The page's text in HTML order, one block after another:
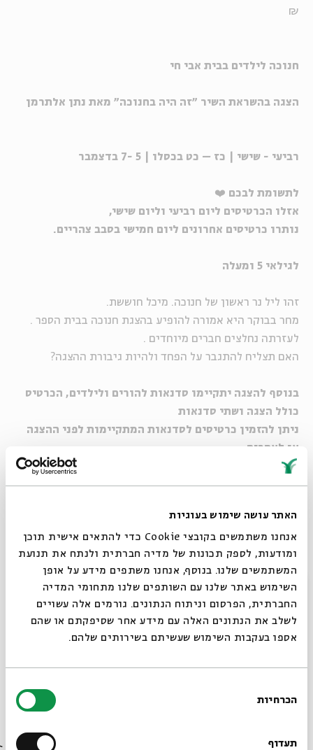
האתר עושה שימוש בעוגיות
אנחנו משתמשים בקובצי Cookie כדי להתאים אישית תוכן
ומודעות, לספק תכונות של מדיה חברתית ולנתח את תנועת
המשתמשים שלנו. בנוסף, אנחנו משתפים מידע על אופן
השימוש באתר שלנו עם השותפים שלנו מתחומי המדיה
החברתית, הפרסום וניתוח הנתונים. גורמים אלה עשויים
לשלב את הנתונים האלה עם מידע אחר שסיפקתם או שהם
אספו בעקבות השימוש שעשיתם בשירותים שלהם.
הסכמה
הכרחיות
תעדוף
₪
חנוכה לילדים בבית אבי חי
הצגה בהשראת השיר "זה היה בחנוכה" מאת נתן אלתרמן
רביעי - שישי | כז – כט בכסלו | 5 -7 בדצמבר
לתשומת לבכם ❤️
אזלו הכרטיסים ליום רביעי וליום שישי,
נותרו כרטיסים אחרונים ליום חמישי בסבב צהריים.
לגילאי 5 ומעלה
זהו ליל נר ראשון של חנוכה. מיכל חוששת.
מחר בבוקר היא אמורה להופיע בהצגת חנוכה בבית הספר .
לעזרתה נחלצים חברים מיוחדים .
האם תצליח להתגבר על הפחד ולהיות גיבורת ההצגה?
בנוסף להצגה יתקיימו סדנאות להורים ולילדים, הכרטיס
כולל הצגה ושתי סדנאות
ניתן להזמין כרטיסים לסדנאות המתקיימות לפני ההצגה
או לאחריה.
פירוט הסדנאות:
סדנת לופר
בואו לשיר יחד מקצבים, וקולות בעזרת הלופר.
בסדנה ניצור יחד עולם שלם של מוזיקה בשיתוף הלופר.
מכשיר המקליט לייב את המוזיקה.
ואהבה למען ילדי הדרום
סגור